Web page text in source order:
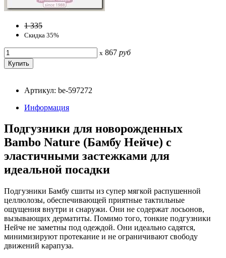
1 335
Скидка 35%
x 867 руб
Артикул: be-597272
Информация
Подгузники для новорожденных
Bambo Nature (Бамбу Нейче) с
эластичными застежками для
идеальной посадки
Подгузники Бамбу сшиты из супер мягкой распушенной
целлюлозы, обеспечивающей приятные тактильные
ощущения внутри и снаружи. Они не содержат лосьонов,
вызывающих дерматиты. Помимо того, тонкие подгузники
Нейче не заметны под одеждой. Они идеально садятся,
минимизируют протекание и не ограничивают свободу
движений карапуза.